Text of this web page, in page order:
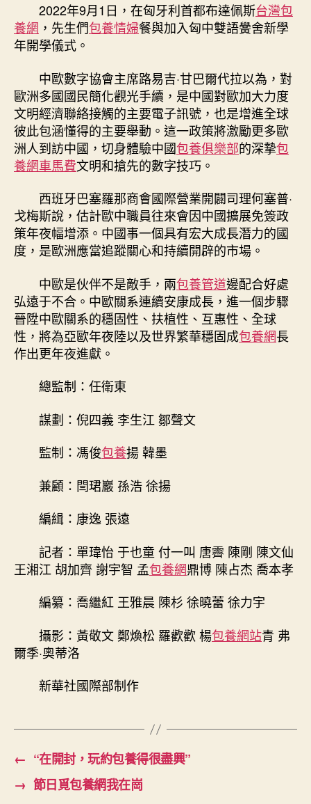
2022年9月1日，在匈牙利首都布達佩斯台灣包
養網 ，先生們包養情婦餐與加入匈中雙語黌舍新學
年開學儀式。
中歐數字協會主席路易吉·甘巴爾代拉以為，對
歐洲多國國民簡化觀光手續，是中國對歐加大力度
文明經濟聯絡接觸的主要電子訊號，也是增進全球
彼此包涵懂得的主要舉動。這一政策將激勵更多歐
洲人到訪中國，切身體驗中國包養俱樂部的深摯包
養網車馬費文明和搶先的數字技巧。
西班牙巴塞羅那商會國際營業開闢司理何塞普·
戈梅斯說，估計歐中職員往來會因中國擴展免簽政
策年夜幅增添。中國事一個具有宏大成長潛力的國
度，是歐洲應當追蹤關心和持續開辟的市場。
中歐是伙伴不是敵手，兩包養管道邊配合好處
弘遠于不合。中歐關系連續安康成長，進一個步驟
晉陞中歐關系的穩固性、扶植性、互惠性、全球
性，將為亞歐年夜陸以及世界繁華穩固成包養網長
作出更年夜進獻。
總監制：任衛東
謀劃：倪四義 李生江 鄒聲文
監制：馮俊包養揚 韓墨
兼顧：閆珺巖 孫浩 徐揚
編緝：康逸 張遠
記者：單瑋怡 于也童 付一叫 唐霽 陳剛 陳文仙
王湘江 胡加齊 謝宇智 孟包養網鼎博 陳占杰 喬本孝
編纂：喬繼紅 王雅晨 陳杉 徐曉蕾 徐力宇
攝影：黃敬文 鄭煥松 羅歡歡 楊包養網站青 弗
爾季·奧蒂洛
新華社國際部制作
← “在開封，玩約包養得很盡興”
→ 節日覓包養網我在崗